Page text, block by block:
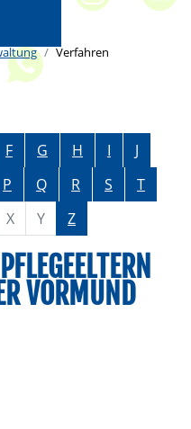
Verfahren
F G H I
J
P Q R S
T
X Y Z
VORMUND